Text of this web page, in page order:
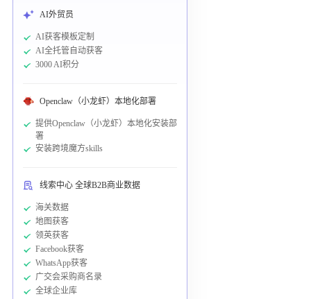
AI外贸员
AI获客模板定制
AI全托管自动获客
3000 AI积分
Openclaw（小龙虾）本地化部署
提供Openclaw（小龙虾）本地化安装部
署
安装跨境魔方skills
线索中心 全球B2B商业数据
海关数据
地图获客
领英获客
Facebook获客
WhatsApp获客
广交会采购商名录
全球企业库